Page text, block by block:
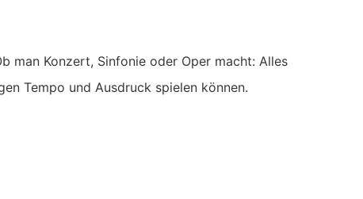
man Konzert, Sinfonie oder Oper macht: Alles
Tempo und Ausdruck spielen können.